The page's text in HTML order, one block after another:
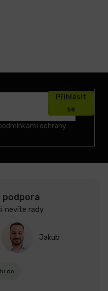
ochrany
Přihlásit
se
podpora
nevíte rady
Jakub
do